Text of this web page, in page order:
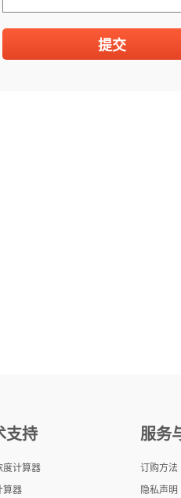
支持
度计算器
算器
服务
订购方法
隐私声明